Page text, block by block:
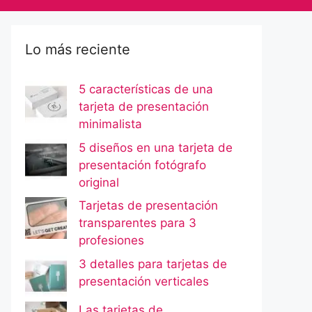
Lo más reciente
5 características de una
tarjeta de presentación
minimalista
5 diseños en una tarjeta de
presentación fotógrafo
original
Tarjetas de presentación
transparentes para 3
profesiones
3 detalles para tarjetas de
presentación verticales